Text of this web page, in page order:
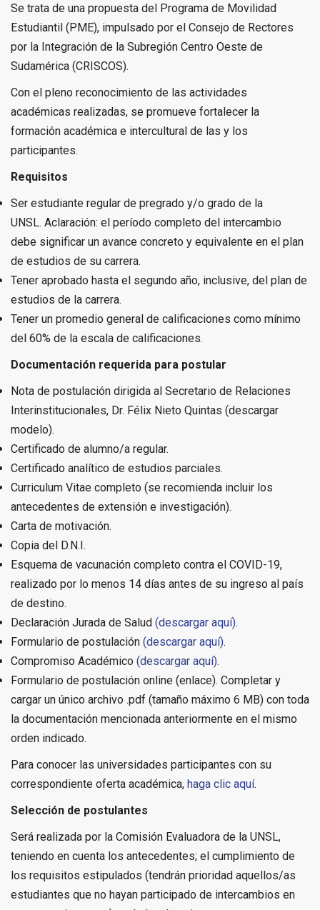
Se trata de una propuesta del Programa de Movilidad
Estudiantil (PME), impulsado por el Consejo de Rectores
por la Integración de la Subregión Centro Oeste de
Sudamérica (CRISCOS).
Con el pleno reconocimiento de las actividades
académicas realizadas, se promueve fortalecer la
formación académica e intercultural de las y los
participantes.
Requisitos
Ser estudiante regular de pregrado y/o grado de la
UNSL. Aclaración: el período completo del intercambio
debe significar un avance concreto y equivalente en el plan
de estudios de su carrera.
Tener aprobado hasta el segundo año, inclusive, del plan de
estudios de la carrera.
Tener un promedio general de calificaciones como mínimo
del 60% de la escala de calificaciones.
Documentación requerida para postular
Nota de postulación dirigida al Secretario de Relaciones
Interinstitucionales, Dr. Félix Nieto Quintas (descargar
modelo).
Certificado de alumno/a regular.
Certificado analítico de estudios parciales.
Curriculum Vitae completo (se recomienda incluir los
antecedentes de extensión e investigación).
Carta de motivación.
Copia del D.N.I.
Esquema de vacunación completo contra el COVID-19,
realizado por lo menos 14 días antes de su ingreso al país
de destino.
Declaración Jurada de Salud (descargar aquí).
Formulario de postulación (descargar aquí).
Compromiso Académico (descargar aquí).
Formulario de postulación online (enlace). Completar y
cargar un único archivo .pdf (tamaño máximo 6 MB) con toda
la documentación mencionada anteriormente en el mismo
orden indicado.
Para conocer las universidades participantes con su
correspondiente oferta académica, haga clic aquí.
Selección de postulantes
Será realizada por la Comisión Evaluadora de la UNSL,
teniendo en cuenta los antecedentes; el cumplimiento de
los requisitos estipulados (tendrán prioridad aquellos/as
estudiantes que no hayan participado de intercambios en